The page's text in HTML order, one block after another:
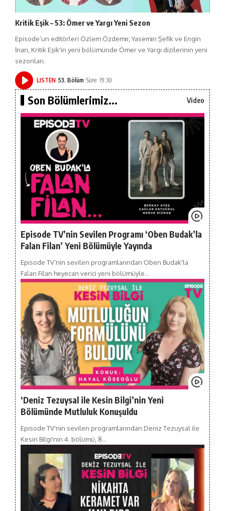
Kritik Eşik – 53: Ömer ve Yargı Yeni Sezon
Episode’un editörleri Özlem Özdemir, Yasemin Şefik ve Engin
İnan, Kritik Eşik'in yeni bölümünde Ömer ve Yargı dizilerinin yeni
sezonları.
LISTEN 53. Bölüm Süre: 19:30
Son Bölümlerimiz... Video
Episode TV’nin Sevilen Programı ‘Oben Budak’la
Falan Filan’ Yeni Bölümüyle Yayında
Episode TV’nin sevilen programlarından Oben Budak'la
Falan Filan heyecan verici yeni bölümüyle…
‘Deniz Tezuysal ile Kesin Bilgi’nin Yeni
Bölümünde Mutluluk Konuşuldu
Episode TV'nin sevilen programlarından Deniz Tezuysal ile
Kesin Bilgi'nin 4. bölümü, 8…